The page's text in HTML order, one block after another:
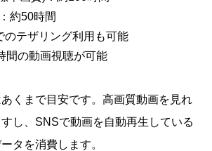
約50時間
のテザリング利用も可能
間の動画視聴が可能
くまで目安です。高画質動画を見れ
し、SNSで動画を自動再生している
タを消費します。